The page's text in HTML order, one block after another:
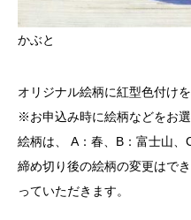
かぶと
オリジナル絵柄に紅型色付けを
※お申込み時に絵柄などをお選
絵柄は、 A：春、B：富士山、
締め切り後の絵柄の変更はで
っていただきます。